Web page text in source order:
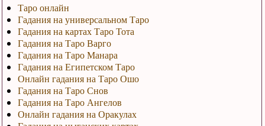
Таро онлайн
Гадания на универсальном Таро
Гадания на картах Таро Тота
Гадания на Таро Варго
Гадания на Таро Манара
Гадания на Египетском Таро
Онлайн гадания на Таро Ошо
Гадания на Таро Снов
Гадания на Таро Ангелов
Онлайн гадания на Оракулах